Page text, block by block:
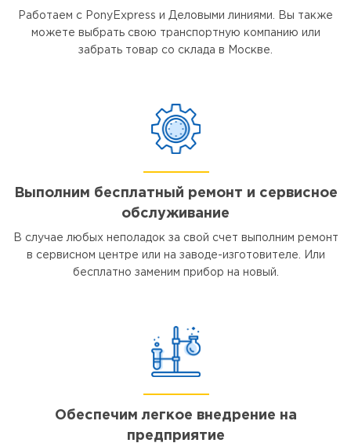
Работаем с PonyExpress и Деловыми линиями. Вы также
можете выбрать свою транспортную компанию или
забрать товар со склада в Москве.
Выполним бесплатный ремонт и сервисное
обслуживание
В случае любых неполадок за свой счет выполним ремонт
в сервисном центре или на заводе-изготовителе. Или
бесплатно заменим прибор на новый.
Обеспечим легкое внедрение на
предприятие